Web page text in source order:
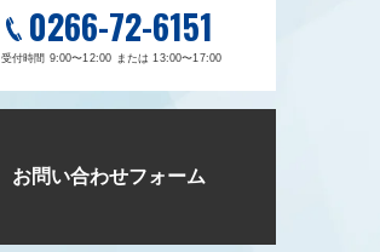
0266-72-6151
受付時間 9:00〜12:00 または 13:00〜17:00
お問い合わせフォーム